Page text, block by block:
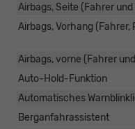
Airbags, Seite (Fahrer
Airbags, Vorhang
Airbags, vorne (Fahrer
Auto-Hold-Funktion
Automatisches
Berganfahrassistent